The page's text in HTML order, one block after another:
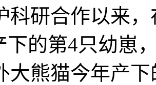
科研合作以来
下的第4只幼崽
大熊猫今年产